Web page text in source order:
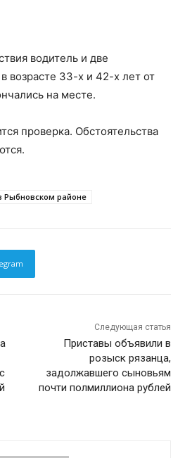
водитель и две
возрасте 33-х и 42-х лет от
на месте.
проверка. Обстоятельства
Рыбновском районе
Следующая статья
Приставы объявили в
розыск рязанца,
задолжавшего сыновьям
почти полмиллиона рублей